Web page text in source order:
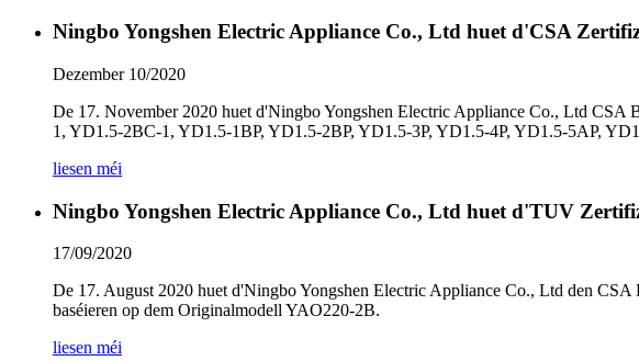
Ningbo Yongshen Electric Appliance Co., Ltd huet d'CSA
Dezember 10/2020
De 17. November 2020 huet d'Ningbo Yongshen Electric Appliance Co., Ltd
1, YD1.5-2BC-1, YD1.5-1BP, YD1.5-2BP, YD1.5-3P, YD1.5-4P, YD1.5-5AP,
liesen méi
Ningbo Yongshen Electric Appliance Co., Ltd huet d'TUV
17/09/2020
De 17. August 2020 huet d'Ningbo Yongshen Electric Appliance Co., Ltd den
baséieren op dem Originalmodell YAO220-2B.
liesen méi